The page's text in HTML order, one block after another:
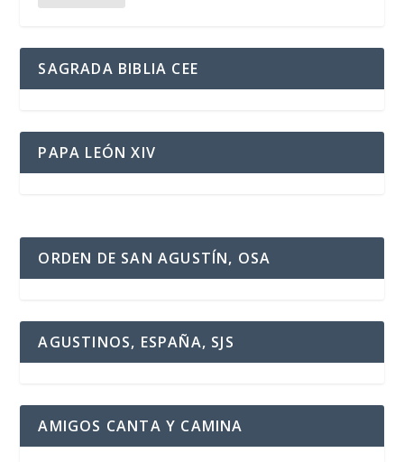
SAGRADA BIBLIA CEE
PAPA LEÓN XIV
ORDEN DE SAN AGUSTÍN, OSA
AGUSTINOS, ESPAÑA, SJS
AMIGOS CANTA Y CAMINA